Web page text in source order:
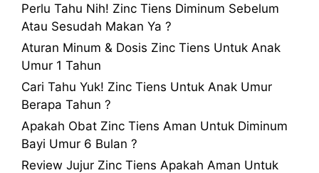
Perlu Tahu Nih! Zinc Tiens Diminum Sebelum
Atau Sesudah Makan Ya ?
Aturan Minum & Dosis Zinc Tiens Untuk Anak
Umur 1 Tahun
Cari Tahu Yuk! Zinc Tiens Untuk Anak Umur
Berapa Tahun ?
Apakah Obat Zinc Tiens Aman Untuk Diminum
Bayi Umur 6 Bulan ?
Review Jujur Zinc Tiens Apakah Aman Untuk